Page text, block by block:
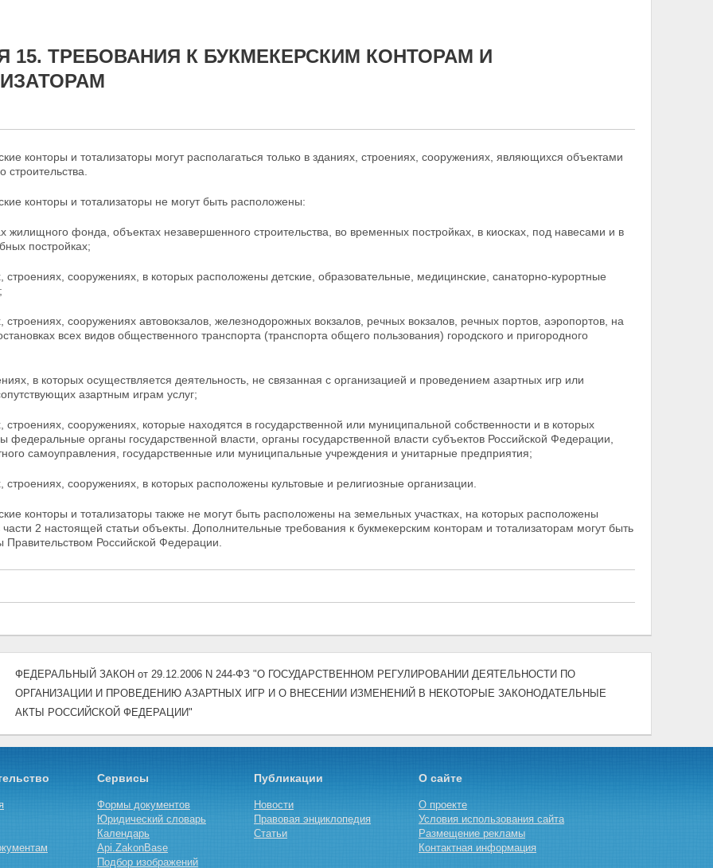
15. ТРЕБОВАНИЯ К БУКМЕКЕРСКИМ КОНТОРАМ И
конторы и тотализаторы могут располагаться только в зданиях, строениях, сооружениях, являющихся объектами
строительства.
конторы и тотализаторы не могут быть расположены:
жилищного фонда, объектах незавершенного строительства, во временных постройках, в киосках, под навесами и в
постройках;
строениях, сооружениях, в которых расположены детские, образовательные, медицинские, санаторно-курортные
строениях, сооружениях автовокзалов, железнодорожных вокзалов, речных вокзалов, речных портов, аэропортов, на
всех видов общественного транспорта (транспорта общего пользования) городского и пригородного
в которых осуществляется деятельность, не связанная с организацией и проведением азартных игр или
азартным играм услуг;
строениях, сооружениях, которые находятся в государственной или муниципальной собственности и в которых
федеральные органы государственной власти, органы государственной власти субъектов Российской Федерации,
самоуправления, государственные или муниципальные учреждения и унитарные предприятия;
строениях, сооружениях, в которых расположены культовые и религиозные организации.
конторы и тотализаторы также не могут быть расположены на земельных участках, на которых расположены
части 2 настоящей статьи объекты. Дополнительные требования к букмекерским конторам и тотализаторам могут быть
Правительством Российской Федерации.
ФЕДЕРАЛЬНЫЙ ЗАКОН от 29.12.2006 N 244-ФЗ "О ГОСУДАРСТВЕННОМ РЕГУЛИРОВАНИИ ДЕЯТЕЛЬНОСТИ ПО
ОРГАНИЗАЦИИ И ПРОВЕДЕНИЮ АЗАРТНЫХ ИГР И О ВНЕСЕНИИ ИЗМЕНЕНИЙ В НЕКОТОРЫЕ ЗАКОНОДАТЕЛЬНЫЕ
АКТЫ РОССИЙСКОЙ ФЕДЕРАЦИИ"
Сервисы
Формы документов
Юридический словарь
Календарь
Api.ZakonBase
Подбор изображений
Публикации
Новости
Правовая энциклопедия
Статьи
О сайте
О проекте
Условия использования сайта
Размещение рекламы
Контактная информация